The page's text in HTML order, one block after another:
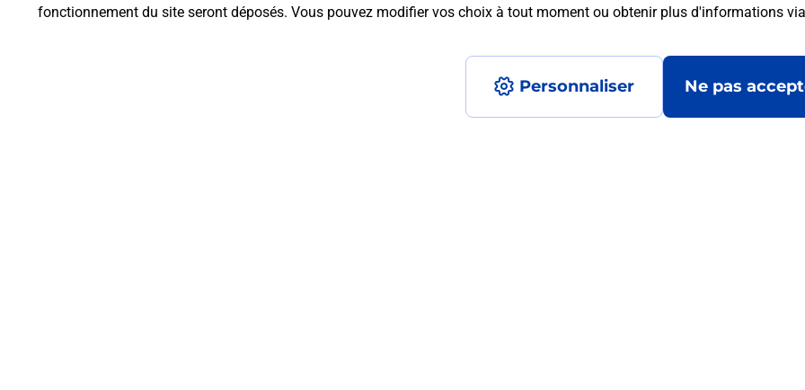
fonctionnement du site seront déposés. Vous pouvez modifier vos choix à tout moment ou obtenir plus d'informations via
Personnaliser Ne pas
Questions fréquemment posées